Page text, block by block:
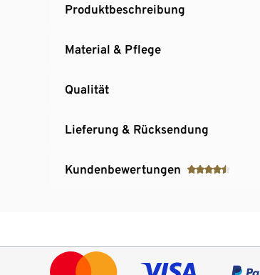
Produktbeschreibung
Material & Pflege
Qualität
Lieferung & Rücksendung
Kundenbewertungen